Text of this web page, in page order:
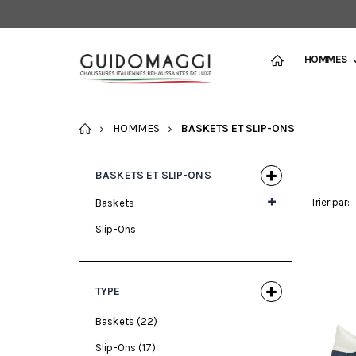
HOMMES
ACCUEIL
HOMMES BASKETS ET SLIP-ONS
Trier par:
BASKETS ET SLIP-ONS
Baskets
Slip-Ons
TYPE
Baskets (22)
Slip-Ons (17)